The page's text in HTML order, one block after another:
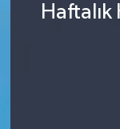
Süper Lig